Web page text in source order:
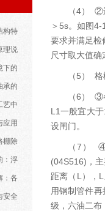
构特
理说
下的
承的
艺中
应用
栅除
校准
：浮
场景
：各
安全
（4） ②
＞5s。如图
要求并满足检
尺寸取大值确
（5）
（6） ③
L1一般宜大
设闸门。
（7）
(04S516)，
距离（L），
用钢制管件
级，六油二布